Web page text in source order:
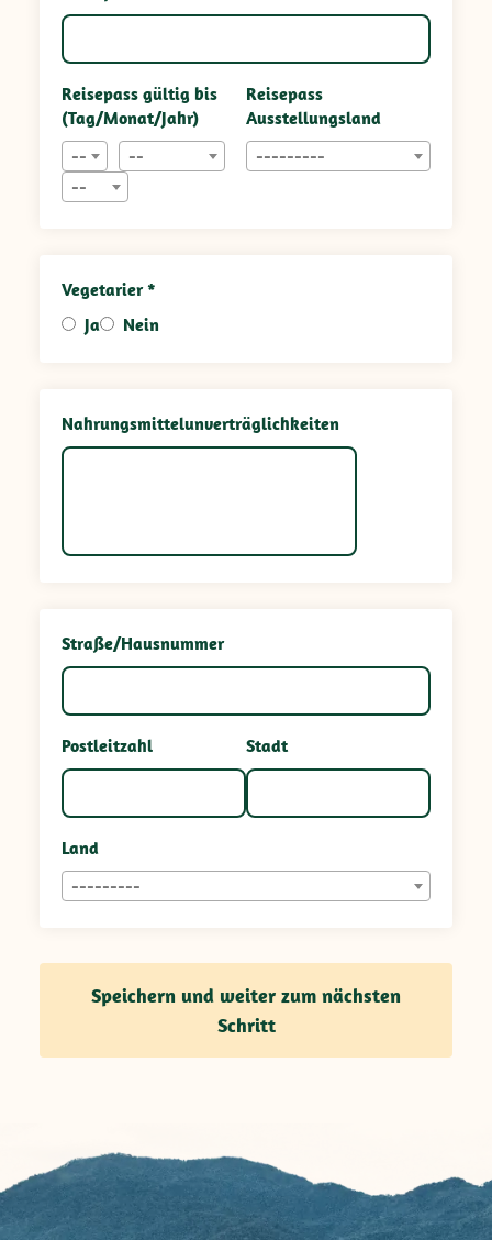
Reisepass gültig bis
(Tag/Monat/Jahr)
--
--
--
Reisepass
Ausstellungsland
---------
Vegetarier *
Ja
Nein
Nahrungsmittelunverträglichkeiten
Straße/Hausnummer
Postleitzahl Stadt
Land
---------
Speichern und weiter zum nächsten
Schritt